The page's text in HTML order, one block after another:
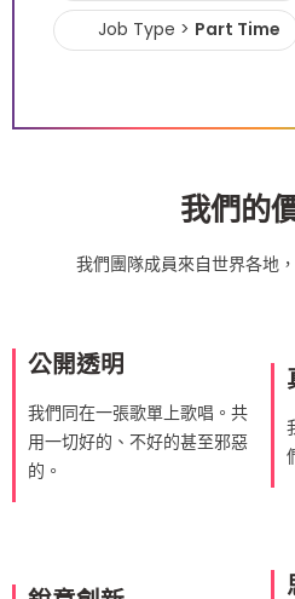
Job Type > Part Time
我們的
我們團隊成員來自世界各地
公開透明
我們同在一張歌單上歌唱。共
用一切好的、不好的甚至邪惡
的。